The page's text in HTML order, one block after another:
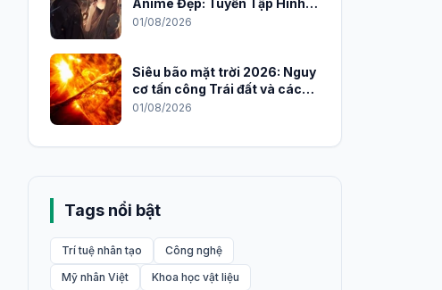
Anime Đẹp: Tuyển Tập Hình
Nền Độc Đáo Cho Năm 2026
01/08/2026
Siêu bão mặt trời 2026: Nguy
cơ tấn công Trái đất và cách
phòng chống
01/08/2026
Tags nổi bật
Trí tuệ nhân tạo
Công nghệ
Mỹ nhân Việt
Khoa học vật liệu